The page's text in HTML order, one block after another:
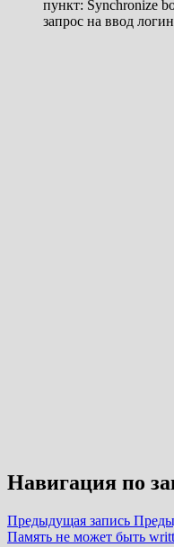
пункт: Synchronize
запрос на ввод
Навигация по
Предыдущая запись
Память не может быть